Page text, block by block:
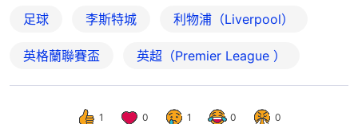
足球 李斯特城 利物浦（Liverpool）
英格蘭聯賽盃 英超（Premier League ）
1 0 1 0 0